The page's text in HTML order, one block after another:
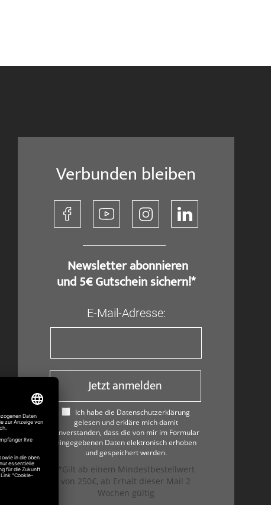
Verbunden bleiben
​ Newsletter abonnieren
und 5€ Gutschein sichern!*
E-Mail-Adresse:
Jetzt anmelden
Ich habe die Datenschutzerklärung
gelesen und erkläre mich damit
einverstanden, dass die von mir im Formular
eingegebenen Daten elektronisch erhoben
und gespeichert werden.
*Gilt ab einem Mindestbestellwert
von 250€, ab Erhalt dieser Mail 2
Wochen gültig